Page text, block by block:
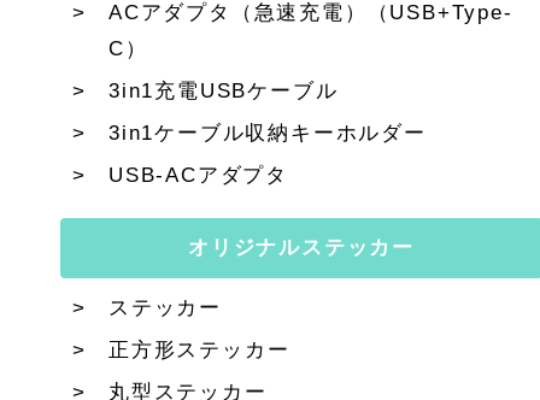
ACアダプタ（急速充電）（USB+Type-
C）
3in1充電USBケーブル
3in1ケーブル収納キーホルダー
USB-ACアダプタ
オリジナルステッカー
ステッカー
正方形ステッカー
丸型ステッカー